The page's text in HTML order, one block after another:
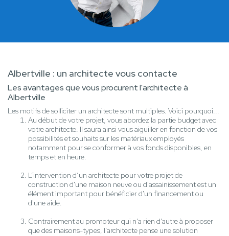
Albertville : un architecte vous contacte
Les avantages que vous procurent l'architecte à
Albertville
Les motifs de solliciter un architecte sont multiples. Voici pourquoi...
Au début de votre projet, vous abordez la partie budget avec
votre architecte. Il saura ainsi vous aiguiller en fonction de vos
possibilités et souhaits sur les matériaux employés
notamment pour se conformer à vos fonds disponibles, en
temps et en heure.
L’intervention d’un architecte pour votre projet de
construction d'une maison neuve ou d'assainissement est un
élément important pour bénéficier d'un financement ou
d'une aide.
Contrairement au promoteur qui n'a rien d'autre à proposer
que des maisons-types, l’architecte pense une solution